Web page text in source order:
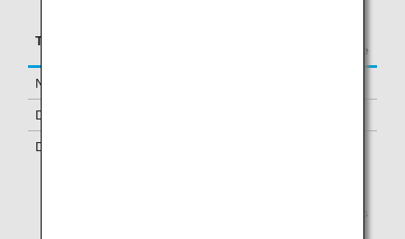
Type
Basic Sector Mileage
Normal Fares
Discount Fares
Discount Fares
The booking class is printed on the ticket and indicates